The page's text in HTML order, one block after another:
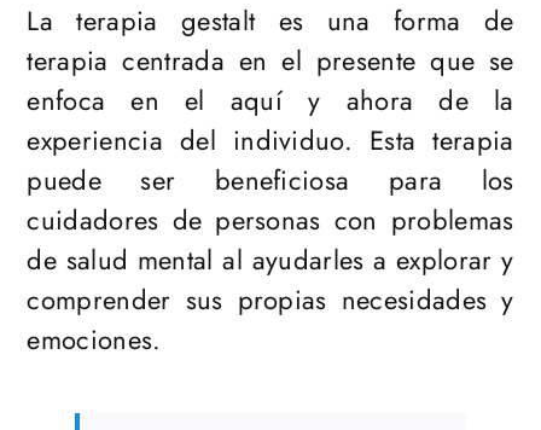
La terapia gestalt es una forma de
terapia centrada en el presente que se
enfoca en el aquí y ahora de la
experiencia del individuo. Esta terapia
puede ser beneficiosa para los
cuidadores de personas con problemas
de salud mental al ayudarles a explorar y
comprender sus propias necesidades y
emociones.